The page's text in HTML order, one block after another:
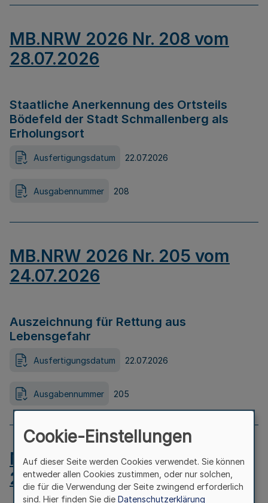
MB.NRW 2026 Nr. 208 vom
28.07.2026
Staatliche Anerkennung des Ortsteils
Bödefeld der Stadt Schmallenberg als
Erholungsort
Ausfertigungsdatum 22.07.2026
Ausgabennummer 208
MB.NRW 2026 Nr. 205 vom
24.07.2026
Auszeichnung für Rettung aus
Lebensgefahr
Ausfertigungsdatum 22.07.2026
Ausgabennummer 205
MB.NRW 2026 Nr. 204 vom
24.07.2026
Cookie-Einstellungen
Auf dieser Seite werden Cookies verwendet. Sie können
entweder allen Cookies zustimmen, oder nur solchen,
die für die Verwendung der Seite zwingend erforderlich
sind. Hier finden Sie die Datenschutzerklärung